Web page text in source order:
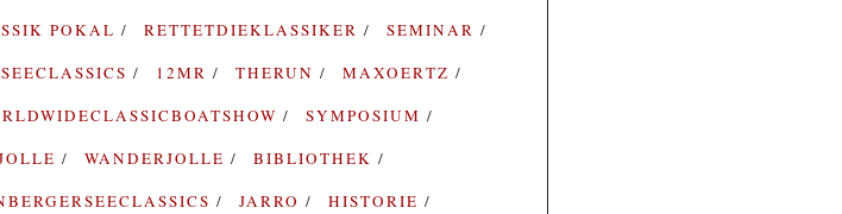
POKAL RETTETDIEKLASSIKER
SEMINAR
12MR THERUN
MAXOERTZ
SYMPOSIUM
WANDERJOLLE
BIBLIOTHEK
JARRO
HISTORIE